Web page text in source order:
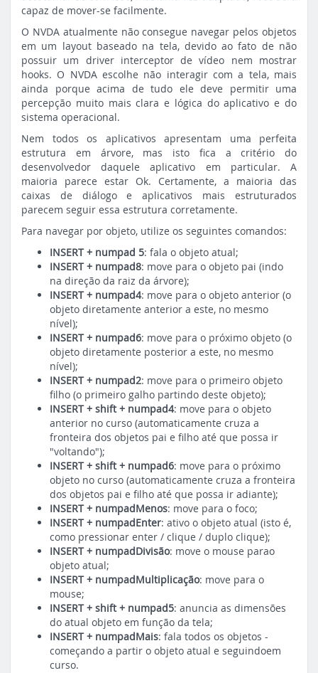
capaz de mover-se facilmente.
O NVDA atualmente não consegue navegar pelos objetos
em um layout baseado na tela, devido ao fato de não
possuir um driver interceptor de vídeo nem mostrar
hooks. O NVDA escolhe não interagir com a tela, mais
ainda porque acima de tudo ele deve permitir uma
percepção muito mais clara e lógica do aplicativo e do
sistema operacional.
Nem todos os aplicativos apresentam uma perfeita
estrutura em árvore, mas isto fica a critério do
desenvolvedor daquele aplicativo em particular. A
maioria parece estar Ok. Certamente, a maioria das
caixas de diálogo e aplicativos mais estruturados
parecem seguir essa estrutura corretamente.
Para navegar por objeto, utilize os seguintes comandos:
INSERT + numpad 5: fala o objeto atual;
INSERT + numpad8: move para o objeto pai (indo
na direção da raiz da árvore);
INSERT + numpad4: move para o objeto anterior (o
objeto diretamente anterior a este, no mesmo
nível);
INSERT + numpad6: move para o próximo objeto (o
objeto diretamente posterior a este, no mesmo
nível);
INSERT + numpad2: move para o primeiro objeto
filho (o primeiro galho partindo deste objeto);
INSERT + shift + numpad4: move para o objeto
anterior no curso (automaticamente cruza a
fronteira dos objetos pai e filho até que possa ir
"voltando");
INSERT + shift + numpad6: move para o próximo
objeto no curso (automaticamente cruza a fronteira
dos objetos pai e filho até que possa ir adiante);
INSERT + numpadMenos: move para o foco;
INSERT + numpadEnter: ativo o objeto atual (isto é,
como pressionar enter / clique / duplo clique);
INSERT + numpadDivisão: move o mouse parao
objeto atual;
INSERT + numpadMultiplicação: move para o
mouse;
INSERT + shift + numpad5: anuncia as dimensões
do atual objeto em função da tela;
INSERT + numpadMais: fala todos os objetos -
começando a partir o objeto atual e seguindoem
curso.